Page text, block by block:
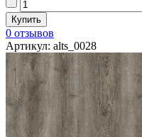
0 отзывов
Артикул: alts_0028